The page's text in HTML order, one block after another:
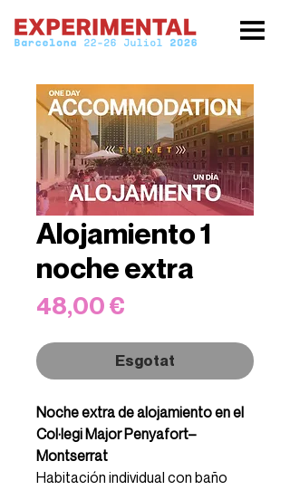
Alojamiento 1
noche extra
48,00 €
Esgotat
Noche extra de alojamiento en el
Col·legi Major Penyafort–
Montserrat
Habitación individual con baño